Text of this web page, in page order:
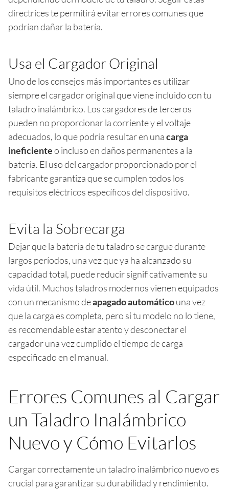
directrices te permitirá evitar errores comunes que
podrían dañar la batería.
Usa el Cargador Original
Uno de los consejos más importantes es utilizar
siempre el cargador original que viene incluido con tu
taladro inalámbrico. Los cargadores de terceros
pueden no proporcionar la corriente y el voltaje
adecuados, lo que podría resultar en unacarga
ineficienteo incluso en daños permanentes a la
batería. El uso del cargador proporcionado por el
fabricante garantiza que se cumplen todos los
requisitos eléctricos específicos del dispositivo.
Evita la Sobrecarga
Dejar que la batería de tu taladro se cargue durante
largos períodos, una vez que ya ha alcanzado su
capacidad total, puede reducir significativamente su
vida útil. Muchos taladros modernos vienen equipados
con un mecanismo deapagado automáticouna vez
que la carga es completa, pero si tu modelo no lo tiene,
es recomendable estar atento y desconectar el
cargador una vez cumplido el tiempo de carga
especificado en el manual.
Errores Comunes al Cargar
un Taladro Inalámbrico
Nuevo y Cómo Evitarlos
Cargar correctamente un taladro inalámbrico nuevo es
crucial para garantizar su durabilidad y rendimiento.